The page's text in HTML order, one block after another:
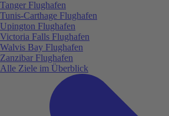
Tanger Flughafen
Tunis-Carthage Flughafen
Upington Flughafen
Victoria Falls Flughafen
Walvis Bay Flughafen
Zanzibar Flughafen
Alle Ziele im Überblick